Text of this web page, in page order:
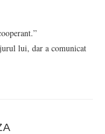
lui, dar a comunicat